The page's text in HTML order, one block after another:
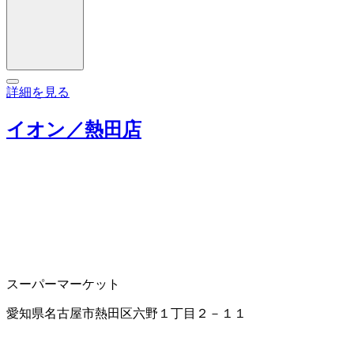
詳細を見る
イオン／熱田店
スーパーマーケット
愛知県名古屋市熱田区六野１丁目２－１１